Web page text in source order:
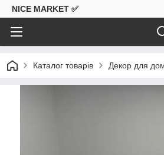
NICE MARKET ✅
Каталог товарів Декор для